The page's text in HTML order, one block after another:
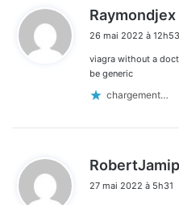
Raymondjex
t
26 mai 2022 à 12h53
viagra without a
be generic
chargement…
RobertJamip
27 mai 2022 à 5h31